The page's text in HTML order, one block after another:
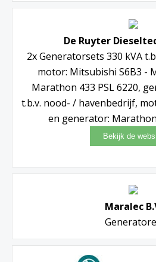
De Ruyter
2x Generatorsets 330 kVA
motor: Mitsubishi S6B3 -
Marathon 433 PSL 6220,
t.b.v. nood- / havenbedrijf,
en generator: Marathon
Maralec